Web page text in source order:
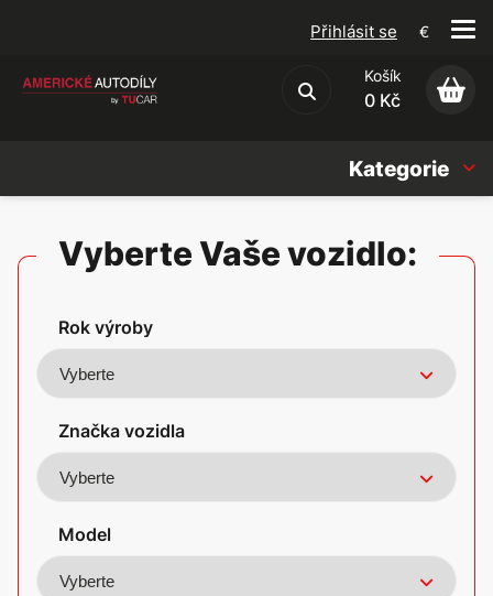
Obchodní podmínky
Přihlásit se €
Košík
0 Kč
Kategorie
Americké vozy
Vyberte Vaše vozidlo:
Rok výroby
Značka vozidla
Model